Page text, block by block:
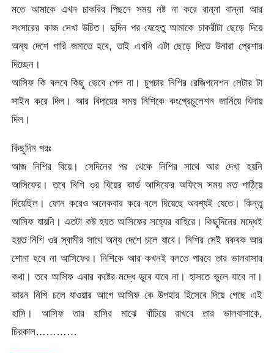
মতে আমাকে এখন চাকরির পিছনে সময় নষ্ট না করে রান্না বান্না আর
সংসারের কাজ সেখা উচিত। দুদিন পর যেহেতু আমাকে চাকরীটা ছেড়ে দিয়ে
অন্য দেশে পারি জমাতে হবে, তাই এখনি এটা ছেড়ে দিতে উনারা প্রেশার
দিচ্ছেন।
আসিফ কি বলবে কিছু ভেবে পেল না। চুপচার নিশির রেজিগনেশন লেটার টা
সাইন করে দিল। আর বিদায়ের সময় নিশিকে কংগ্রেচুলেশন জানিয়ে বিদায়
দিল।
কিছুদিন পরঃ
আজ নিশির বিয়ে। সেদিনের পর থেকে নিশির সাথে আর দেখা হয়নি
আসিফের। তবে নিশি ওর বিয়ের কার্ড আসিফের অফিসে সময় মত পাঠিয়ে
দিয়েছিল। ফোন করেও অনেকবার করে বলে দিয়েছে অবশ্যই যেতে। কিন্তু
আসিফ যায়নি। এতটা কষ্ট হয়ত আসিফের সহ্যের বাহিরে। কিছুদিনের মদ্ধেই
হয়ত নিশি ওর স্বামীর সাথে অন্য দেশে চলে যাবে। নিশির সেই বকবক আর
শোনা হবে না আসিফের। নিশিকে আর কখনই বলতে পারবে তার ভালবাসার
কথা। তবে আসিফ এবার কষ্টের মদ্ধে ডুবে যাবে না। হাসতে ভুলে যাবে না।
কারন নিশি চলে যাওয়ার আগে আসিফ কে উপহার হিসেবে দিয়ে গেছে এই
হাসি। আসিফ তার হাসির মাঝে বাঁচিয়ে রাখবে তার ভালবাসাকে,
চিরকাল…………